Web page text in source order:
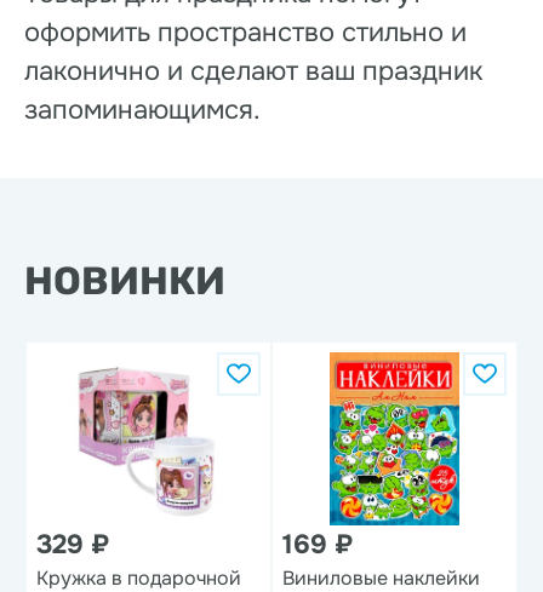
оформить пространство стильно и
лаконично и сделают ваш праздник
запоминающимся.
НОВИНКИ
329 ₽
Кружка в подарочной
169 ₽
Виниловые наклейки